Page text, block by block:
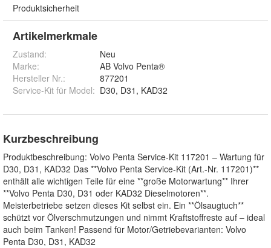
Produktsicherheit
Artikelmerkmale
Zustand:
Neu
Marke:
AB Volvo Penta®
Hersteller Nr.:
877201
Service-Kit für Model: D30, D31, KAD32
Kurzbeschreibung
Produktbeschreibung: Volvo Penta Service-Kit 117201 – Wartung für
D30, D31, KAD32 Das **Volvo Penta Service-Kit (Art.-Nr. 117201)**
enthält alle wichtigen Teile für eine **große Motorwartung** Ihrer
**Volvo Penta D30, D31 oder KAD32 Dieselmotoren**.
Meisterbetriebe setzen dieses Kit selbst ein. Ein **Ölsaugtuch**
schützt vor Ölverschmutzungen und nimmt Kraftstoffreste auf – ideal
auch beim Tanken! Passend für Motor/Getriebevarianten: Volvo
Penta D30, D31, KAD32